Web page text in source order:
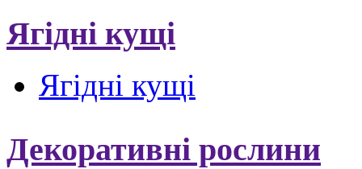
Ягідні кущі
Ягідні кущі
Декоративні рослини